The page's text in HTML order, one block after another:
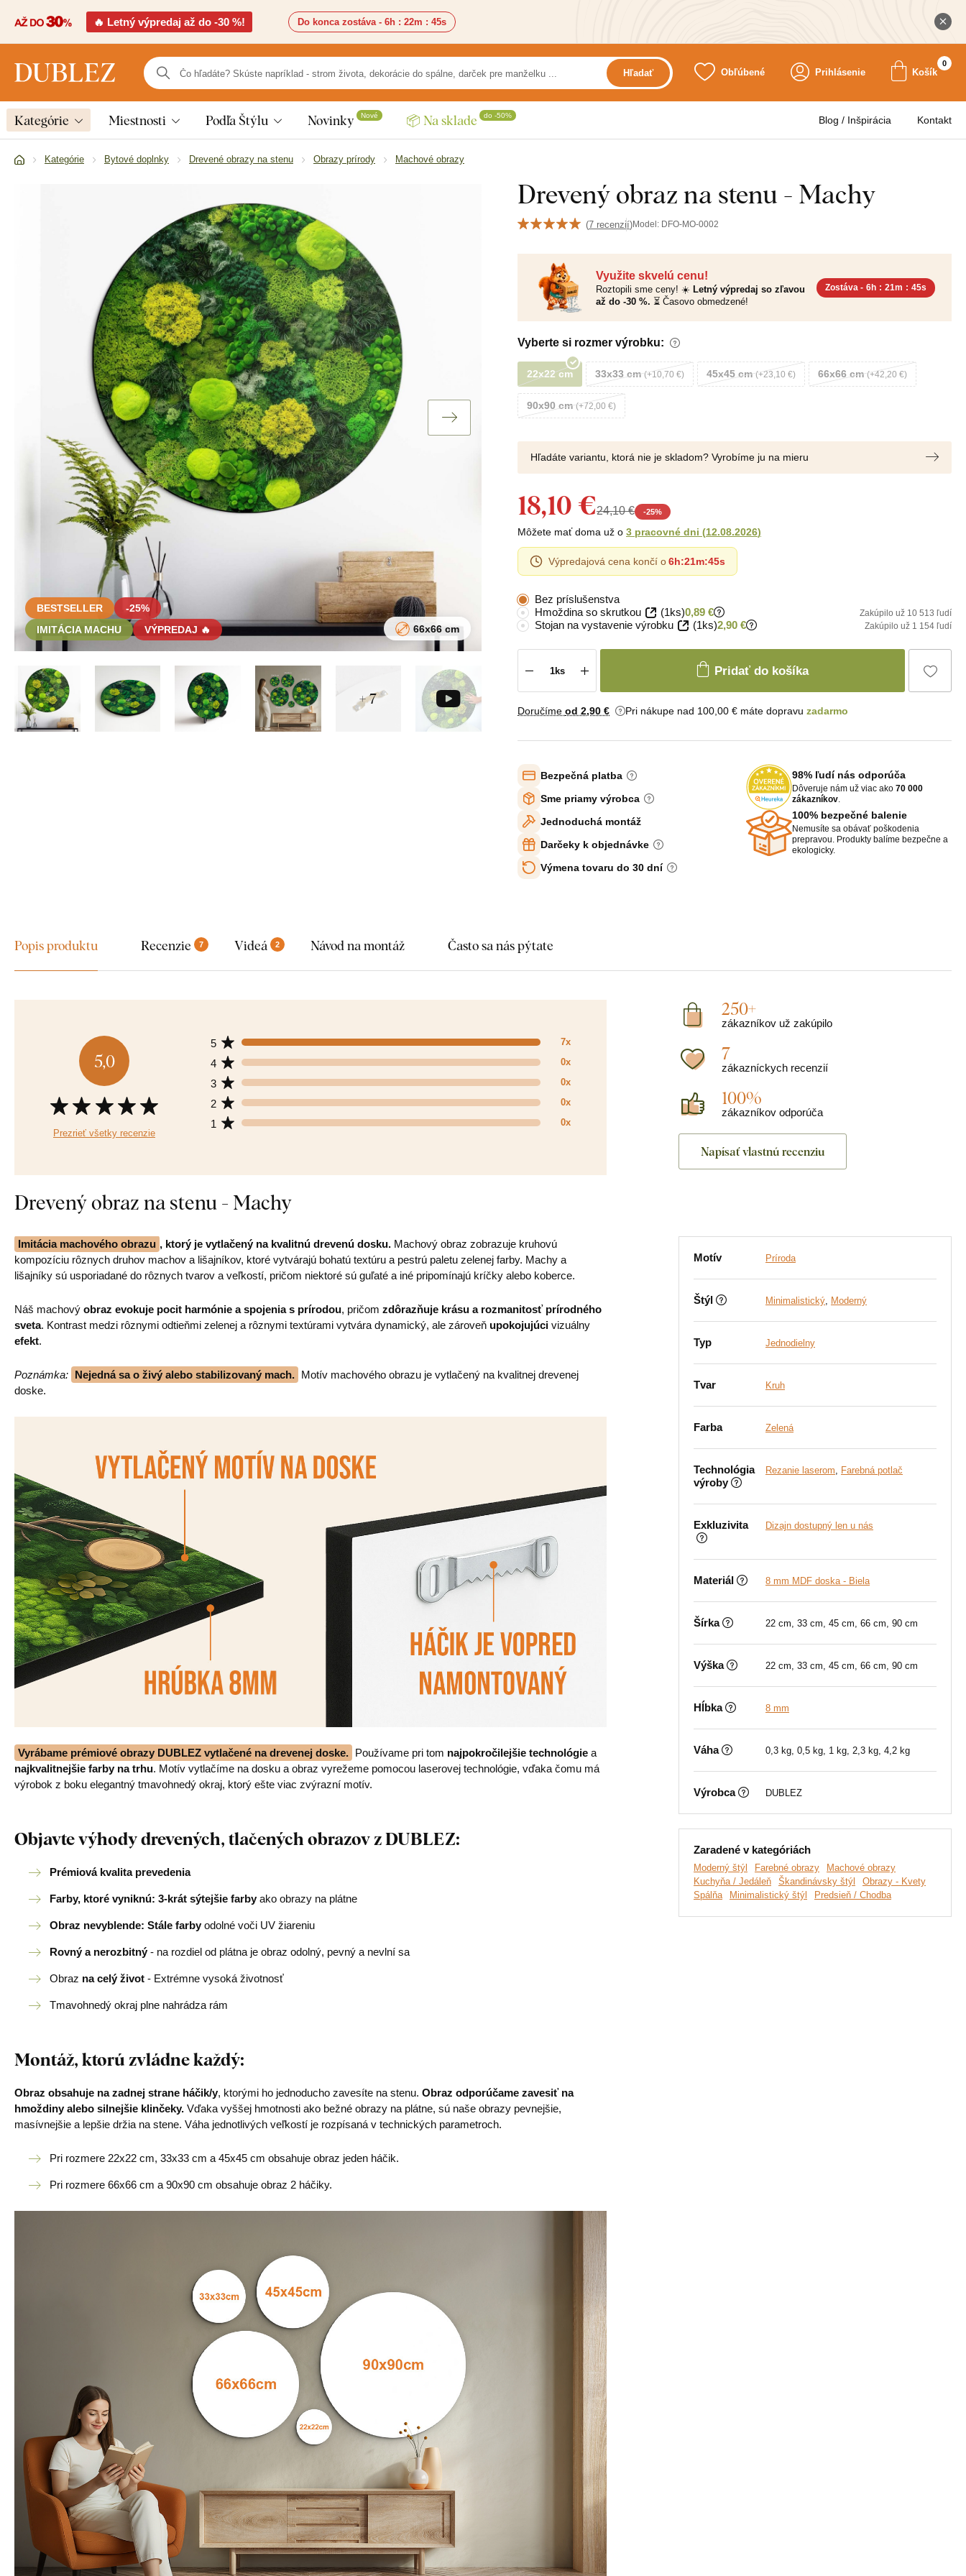
🔥 Letný výpredaj až do -30 %! Do konca zostáva - 6h : 22m : 44s
Hľadať Obľúbené Prihlásenie Košík
0
Kategórie Miestnosti Podľa Štýlu Novinky Nové 📦 Na sklade do -50% Blog / Inšpirácia Kontakt
Kategórie Bytové doplnky Drevené obrazy na stenu Obrazy prírody Machové obrazy
Drevený obraz na stenu - Machy
(7 recenzií)Model: DFO-MO-0002
BESTSELLER
-25%
IMITÁCIA MACHU
VÝPREDAJ 🔥 66x66 cm
+ 7
Využite skvelú cenu!
Roztopili sme ceny! ☀️ Letný výpredaj so zľavou
až do -30 %. ⏳ Časovo obmedzené!
Zostáva - 6h : 21m : 44s
Vyberte si rozmer výrobku:
22x22 cm 33x33 cm +10,70 € 45x45 cm +23,10 € 66x66 cm +42,20 €
90x90 cm +72,00 €
Hľadáte variantu, ktorá nie je skladom? Vyrobíme ju na mieru
18,10 €24,10 € -25%
Môžete mať doma už o 3 pracovné dni (12.08.2026)
Výpredajová cena končí o6h:21m:44s
Bez príslušenstva
Hmoždina so skrutkou
(1ks)0,89 € Zakúpilo už 10 513 ľudí
Stojan na vystavenie výrobku (1ks)2,90 € Zakúpilo už 1 154 ľudí
Pridať do košíka
Doručíme od 2,90 € Pri nákupe nad 100,00 € máte dopravu zadarmo
Bezpečná platba
Sme priamy výrobca
Jednoduchá montáž
Darčeky k objednávke
Výmena tovaru do 30 dní
98% ľudí nás odporúča
Dôveruje nám už viac ako 70 000
zákazníkov
100% bezpečné balenie
Nemusíte sa obávať poškodenia
prepravou. Produkty balíme bezpečne a
ekologicky.
Popis produktu Recenzie 7 Videá 2 Návod na montáž Často sa nás pýtate
5,0
Prezrieť všetky recenzie
1 0x
2 0x
3 0x
4 0x
5 7x
250+
zákazníkov už zakúpilo
7
zákazníckych recenzií
100%
zákazníkov odporúča
Napísať vlastnú recenziu
Drevený obraz na stenu - Machy
Imitácia machového obrazu , ktorý je vytlačený na kvalitnú drevenú dosku. Machový obraz zobrazuje kruhovú
kompozíciu rôznych druhov machov a lišajníkov, ktoré vytvárajú bohatú textúru a pestrú paletu zelenej farby. Machy a
lišajníky sú usporiadané do rôznych tvarov a veľkostí, pričom niektoré sú guľaté a iné pripomínajú kríčky alebo koberce.
Náš machový obraz evokuje pocit harmónie a spojenia s prírodou, pričom zdôrazňuje krásu a rozmanitosť prírodného
sveta. Kontrast medzi rôznymi odtieňmi zelenej a rôznymi textúrami vytvára dynamický, ale zároveň upokojujúci vizuálny
efekt.
Poznámka: Nejedná sa o živý alebo stabilizovaný mach. Motív machového obrazu je vytlačený na kvalitnej drevenej
doske.
Vyrábame prémiové obrazy DUBLEZ vytlačené na drevenej doske. Používame pri tom najpokročilejšie technológie a
najkvalitnejšie farby na trhu. Motív vytlačíme na dosku a obraz vyrežeme pomocou laserovej technológie, vďaka čomu má
výrobok z boku elegantný tmavohnedý okraj, ktorý ešte viac zvýrazní motív.
Objavte výhody drevených, tlačených obrazov z DUBLEZ:
Prémiová kvalita prevedenia
Farby, ktoré vyniknú: 3-krát sýtejšie farby ako obrazy na plátne
Obraz nevyblende: Stále farby odolné voči UV žiareniu
Rovný a nerozbitný - na rozdiel od plátna je obraz odolný, pevný a nevlní sa
Obraz na celý život - Extrémne vysoká životnosť
Tmavohnedý okraj plne nahrádza rám
Montáž, ktorú zvládne každý:
Obraz obsahuje na zadnej strane háčik/y, ktorými ho jednoducho zavesíte na stenu. Obraz odporúčame zavesiť na
hmoždiny alebo silnejšie klinčeky. Vďaka vyššej hmotnosti ako bežné obrazy na plátne, sú naše obrazy pevnejšie,
masívnejšie a lepšie držia na stene. Váha jednotlivých veľkostí je rozpísaná v technických parametroch.
Pri rozmere 22x22 cm, 33x33 cm a 45x45 cm obsahuje obraz jeden háčik.
Pri rozmere 66x66 cm a 90x90 cm obsahuje obraz 2 háčiky.
Motív Príroda
Štýl Minimalistický, Moderný
Typ Jednodielny
Tvar Kruh
Farba Zelená
Technológia
výroby
Rezanie laserom, Farebná potlač
Exkluzivita Dizajn dostupný len u nás
Materiál 8 mm MDF doska - Biela
Šírka 22 cm, 33 cm, 45 cm, 66 cm, 90 cm
Výška 22 cm, 33 cm, 45 cm, 66 cm, 90 cm
Hĺbka 8 mm
Váha 0,3 kg, 0,5 kg, 1 kg, 2,3 kg, 4,2 kg
Výrobca DUBLEZ
Zaradené v kategóriách
Moderný štýl Farebné obrazy
Machové obrazy
Kuchyňa / Jedáleň
Škandinávsky štýl
Obrazy - Kvety
Spálňa
Minimalistický štýl Predsieň / Chodba